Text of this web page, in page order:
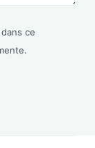
ce